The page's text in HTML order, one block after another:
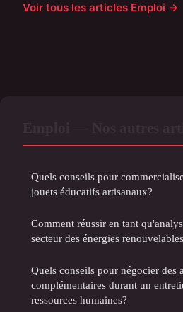
Voir tous les articles Emploi →
Quels conseils pour
jouets éducatifs artisanaux?
Comment réussir en tant
secteur des énergies
Quels conseils pour négocier des
complémentaires durant un
ressources humaines?